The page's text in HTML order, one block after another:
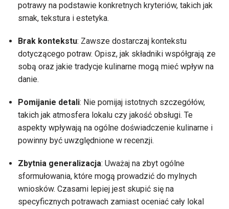
potrawy na podstawie konkretnych kryteriów, takich jak
smak, tekstura i estetyka.
Brak kontekstu: Zawsze dostarczaj kontekstu
dotyczącego potraw. Opisz, jak składniki współgrają ze
sobą oraz jakie tradycje kulinarne mogą mieć wpływ na
danie.
Pomijanie detali: Nie pomijaj istotnych szczegółów,
takich jak atmosfera lokalu czy jakość obsługi. Te
aspekty wpływają na ogólne doświadczenie kulinarne i
powinny być uwzględnione w recenzji.
Zbytnia generalizacja: Uważaj na zbyt ogólne
sformułowania, które mogą prowadzić do mylnych
wniosków. Czasami lepiej jest skupić się na
specyficznych potrawach zamiast oceniać cały lokal